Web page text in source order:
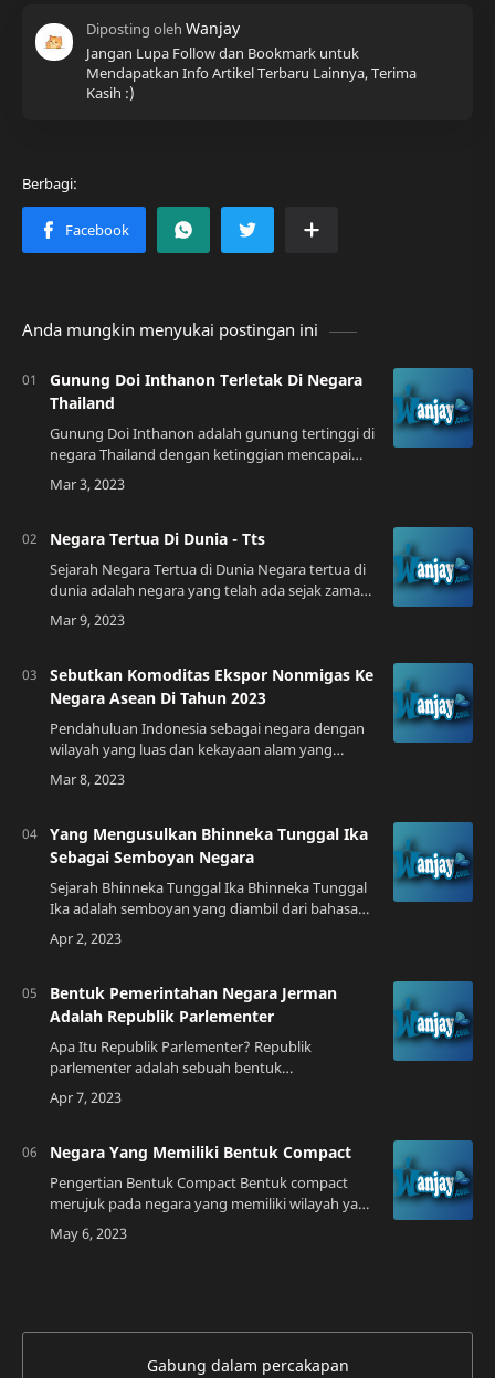
Jangan Lupa Follow dan Bookmark untuk
Mendapatkan Info Artikel Terbaru Lainnya, Terima
Kasih :)
Anda mungkin menyukai postingan ini
Gunung Doi Inthanon Terletak Di Negara
Thailand
Gunung Doi Inthanon adalah gunung tertinggi di
negara Thailand dengan ketinggian mencapai
2.565 meter di atas permukaan laut. Gunung ini
terletak di Provinsi Chiang Mai, sekitar…
Negara Tertua Di Dunia - Tts
Sejarah Negara Tertua di Dunia Negara tertua di
dunia adalah negara yang telah ada sejak zaman
purba dan masih bertahan hingga saat ini. Ada
beberapa negara yang bisa dikategori…
Sebutkan Komoditas Ekspor Nonmigas Ke
Negara Asean Di Tahun 2023
Pendahuluan Indonesia sebagai negara dengan
wilayah yang luas dan kekayaan alam yang
melimpah memiliki potensi besar dalam sektor
ekspor. Dalam beberapa tahun terakhir,
Yang Mengusulkan Bhinneka Tunggal Ika
Sebagai Semboyan Negara
Sejarah Bhinneka Tunggal Ika Bhinneka Tunggal
Ika adalah semboyan yang diambil dari bahasa
Jawa Kuno yang artinya "Berbeda-beda tetapi
tetap satu". Semboyan ini pertama kali dip…
Bentuk Pemerintahan Negara Jerman
Adalah Republik Parlementer
Apa Itu Republik Parlementer? Republik
parlementer adalah sebuah bentuk
pemerintahan di mana kekuasaan eksekutif
dipegang oleh seorang kepala negara yang
Negara Yang Memiliki Bentuk Compact
Pengertian Bentuk Compact Bentuk compact
merujuk pada negara yang memiliki wilayah yang
relatif kecil dan padat. Artinya, negara tersebut
memiliki bentuk yang kompak dan tidak t…
Gabung dalam percakapan